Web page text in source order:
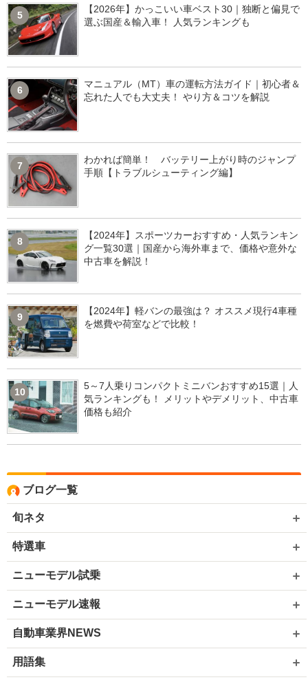
5
【2026年】かっこいい車ベスト30｜独断と偏見で
選ぶ国産＆輸入車！ 人気ランキングも
6
マニュアル（MT）車の運転方法ガイド｜初心者＆
忘れた人でも大丈夫！ やり方＆コツを解説
7
わかれば簡単！ バッテリー上がり時のジャンプ
手順【トラブルシューティング編】
8
【2024年】スポーツカーおすすめ・人気ランキン
グ一覧30選｜国産から海外車まで、価格や意外な
中古車を解説！
9
【2024年】軽バンの最強は？ オススメ現行4車種
を燃費や荷室などで比較！
10
5～7人乗りコンパクトミニバンおすすめ15選｜人
気ランキングも！ メリットやデメリット、中古車
価格も紹介
ブログ一覧
旬ネタ
特選車
ニューモデル試乗
ニューモデル速報
自動車業界NEWS
用語集